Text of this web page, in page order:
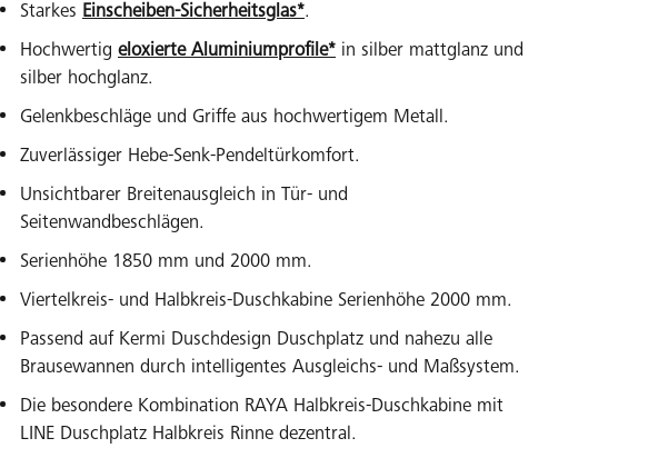
Starkes Einscheiben-Sicherheitsglas*.
Hochwertig eloxierte Aluminiumprofile* in silber mattglanz und
silber hochglanz.
Gelenkbeschläge und Griffe aus hochwertigem Metall.
Zuverlässiger Hebe-Senk-Pendeltürkomfort.
Unsichtbarer Breitenausgleich in Tür- und
Seitenwandbeschlägen.
Serienhöhe 1850 mm und 2000 mm.
Viertelkreis- und Halbkreis-Duschkabine Serienhöhe 2000 mm.
Passend auf Kermi Duschdesign Duschplatz und nahezu alle
Brausewannen durch intelligentes Ausgleichs- und Maßsystem.
Die besondere Kombination RAYA Halbkreis-Duschkabine mit
LINE Duschplatz Halbkreis Rinne dezentral.